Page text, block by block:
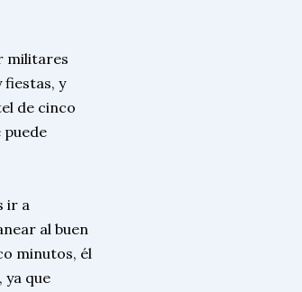
militares
y
de cinco
ir a
al buen
minutos, él
que